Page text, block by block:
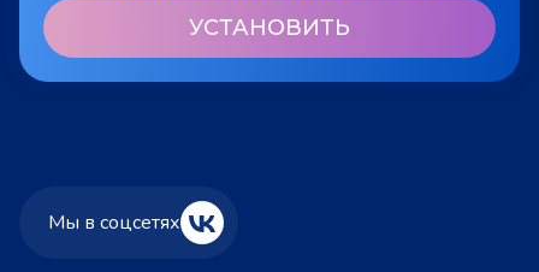
УСТАНОВИТЬ
Мы в соцсетях